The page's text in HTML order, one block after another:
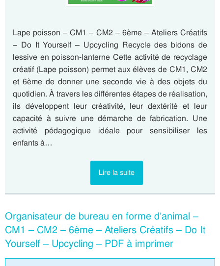
Lape poisson – CM1 – CM2 – 6ème – Ateliers Créatifs
– Do It Yourself – Upcycling Recycle des bidons de
lessive en poisson-lanterne Cette activité de recyclage
créatif (Lape poisson) permet aux élèves de CM1, CM2
et 6ème de donner une seconde vie à des objets du
quotidien. À travers les différentes étapes de réalisation,
ils développent leur créativité, leur dextérité et leur
capacité à suivre une démarche de fabrication. Une
activité pédagogique idéale pour sensibiliser les
enfants à…
Lire la suite
Organisateur de bureau en forme d’animal –
CM1 – CM2 – 6ème – Ateliers Créatifs – Do It
Yourself – Upcycling – PDF à imprimer